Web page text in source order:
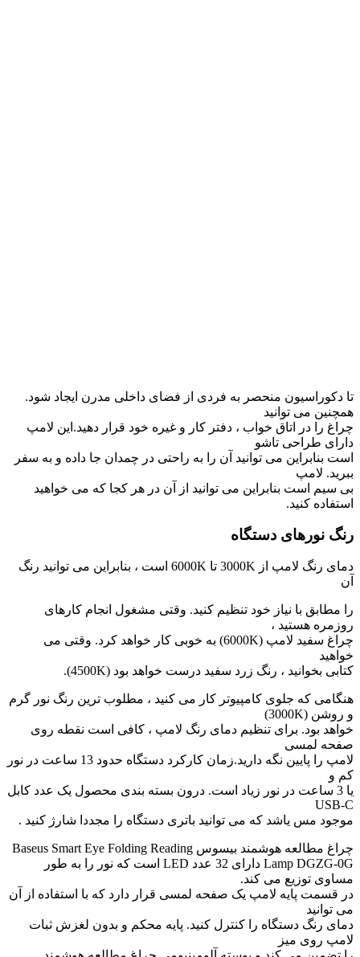
تا دکوراسیون منحصر به فردی از فضای داخلی مدرن ایجاد شود.
همچنین می توانید
چراغ را در اتاق خواب ، دفتر کار و غیره خود قرار دهید.این لامپ
دارای طراحی تاشو
است بنابراین می توانید آن را به راحتی در چمدان جا داده و به سفر
ببرید. لامپ
بی سیم است بنابراین می توانید از آن در هر کجا که می خواهید
استفاده کنید.
رنگ نورهای دستگاه
دمای رنگ لامپ از 3000K تا 6000K است ، بنابراین می توانید رنگ
آن
را مطابق با نیاز خود تنظیم کنید. وقتی مشغول انجام کارهای
روزمره هستید ،
چراغ سفید لامپ (6000K) به خوبی کار خواهد کرد. وقتی می
خواهید
کتابی بخوانید ، رنگ زرد سفید درست خواهد بود (4500K).
هنگامی که جلوی کامپیوتر کار می کنید ، مطلوب ترین رنگ نور گرم
و روشن (3000K)
خواهد بود. برای تنظیم دمای رنگ لامپ ، کافی است نقطه روی
صفحه لمسی
لامپ را پایین نگه دارید.زمان کارکرد دستگاه حدود 13 ساعت در نور
کم و
یا 3 ساعت در نور زیاد است. درون بسته بندی محصول یک عدد کابل
USB-C
موجود مس یاشد که می توانید باتری دستگاه را مجددا شارژ کنید .
چراغ مطالعه هوشمند بیسوس Baseus Smart Eye Folding Reading
Lamp DGZG-0G دارای 32 عدد LED است که نور را به طور
مساوی توزیع می کند.
در قسمت پایه لامپ یک صفحه لمسی قرار دارد که با استفاده از آن
می توانید
دمای رنگ دستگاه را کنترل کنید. پایه محکم و بدون لغزش ثبات
لامپ روی میز